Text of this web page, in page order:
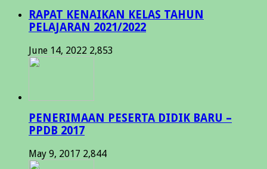
RAPAT KENAIKAN KELAS TAHUN
PELAJARAN 2021/2022
June 14, 2022 2,853
PENERIMAAN PESERTA DIDIK BARU –
PPDB 2017
May 9, 2017 2,844